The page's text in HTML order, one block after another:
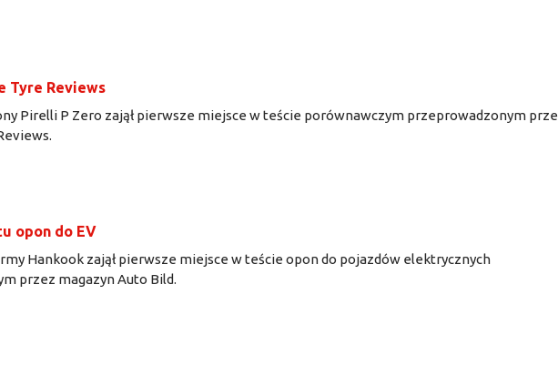
Tyre Reviews
Pirelli P Zero zajął pierwsze miejsce w teście porównawczym przeprowadzonym
opon do EV
Hankook zajął pierwsze miejsce w teście opon do pojazdów elektrycznych
przez magazyn Auto Bild.